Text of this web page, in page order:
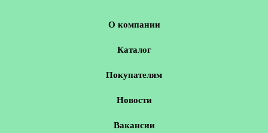
О компании
Каталог
Покупателям
Новости
Вакансии